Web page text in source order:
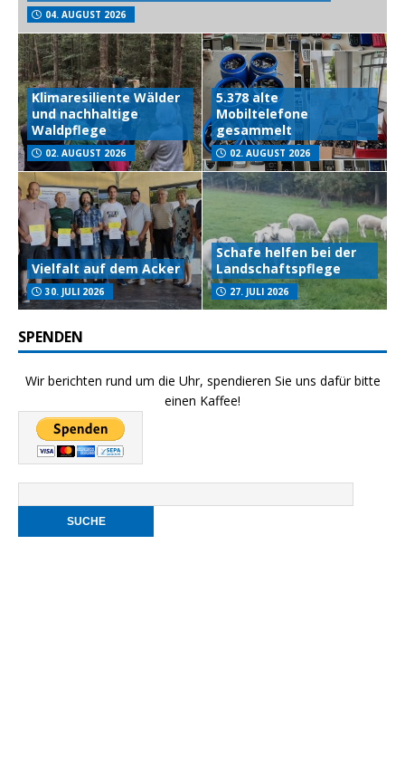
04. AUGUST 2026
Klimaresiliente Wälder
und nachhaltige
Waldpflege
02. AUGUST 2026
5.378 alte
Mobiltelefone
gesammelt
02. AUGUST 2026
Vielfalt auf dem Acker
30. JULI 2026
Schafe helfen bei der
Landschaftspflege
27. JULI 2026
SPENDEN
Wir berichten rund um die Uhr, spendieren Sie uns dafür bitte
einen Kaffee!